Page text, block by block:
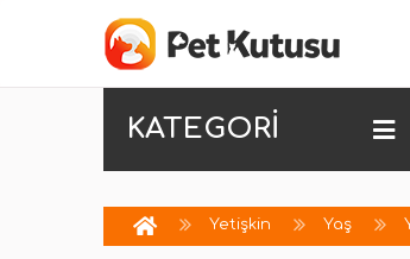
KATEGORİ
Yetişkin Yaş